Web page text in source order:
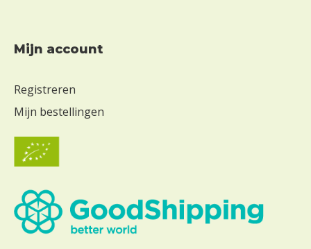
Mijn account
Registreren
Mijn bestellingen